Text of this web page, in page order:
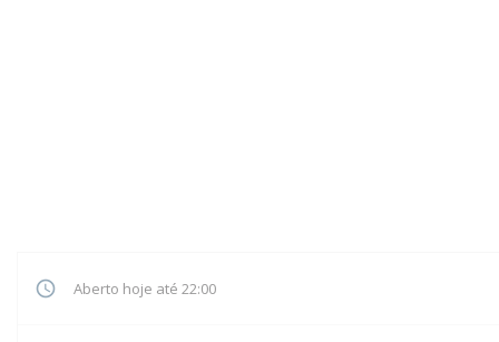
Aberto hoje até 22:00